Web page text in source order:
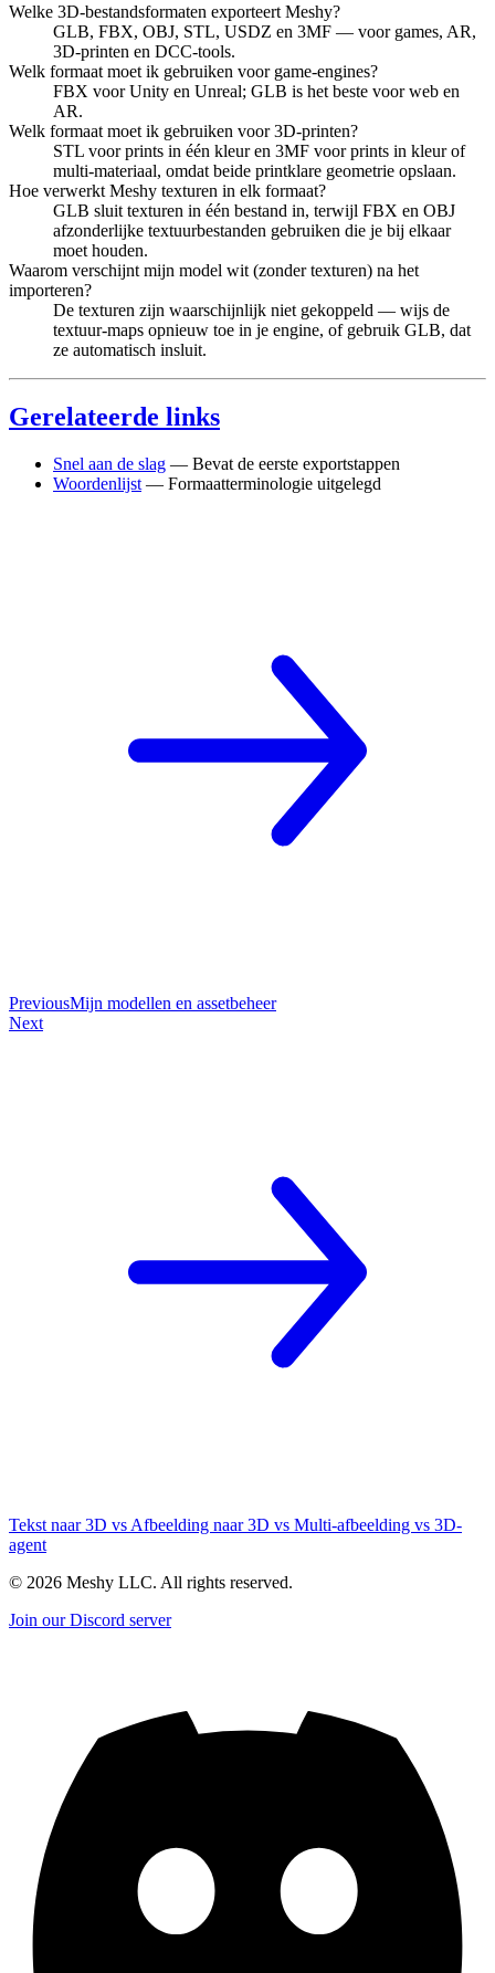
Welke 3D-bestandsformaten exporteert Meshy?
GLB, FBX, OBJ, STL, USDZ en 3MF — voor games, AR,
3D-printen en DCC-tools.
Welk formaat moet ik gebruiken voor game-engines?
FBX voor Unity en Unreal; GLB is het beste voor web en
AR.
Welk formaat moet ik gebruiken voor 3D-printen?
STL voor prints in één kleur en 3MF voor prints in kleur of
multi-materiaal, omdat beide printklare geometrie opslaan.
Hoe verwerkt Meshy texturen in elk formaat?
GLB sluit texturen in één bestand in, terwijl FBX en OBJ
afzonderlijke textuurbestanden gebruiken die je bij elkaar
moet houden.
Waarom verschijnt mijn model wit (zonder texturen) na het
importeren?
De texturen zijn waarschijnlijk niet gekoppeld — wijs de
textuur-maps opnieuw toe in je engine, of gebruik GLB, dat
ze automatisch insluit.
Gerelateerde links
Snel aan de slag — Bevat de eerste exportstappen
Woordenlijst — Formaatterminologie uitgelegd
PreviousMijn modellen en assetbeheer
Next
Tekst naar 3D vs Afbeelding naar 3D vs Multi-afbeelding vs 3D-
agent
© 2026 Meshy LLC. All rights reserved.
Join our Discord server